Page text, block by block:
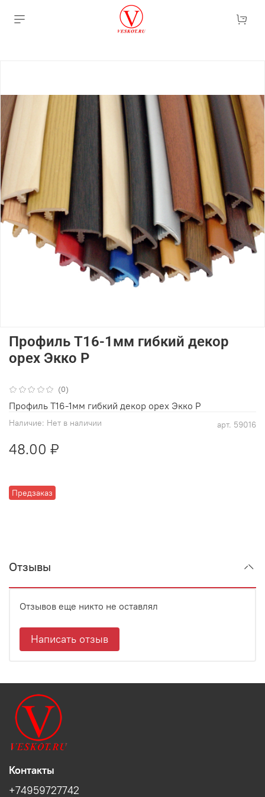
(0)
арт. 59016
Наличие: Нет в наличии
Предзаказ
Профиль Т16-1мм гибкий декор
орех Экко Р
48.00 ₽
Профиль Т16-1мм гибкий декор орех Экко Р
Отзывы
Отзывов еще никто не оставлял
Написать отзыв
Контакты
+74959727742